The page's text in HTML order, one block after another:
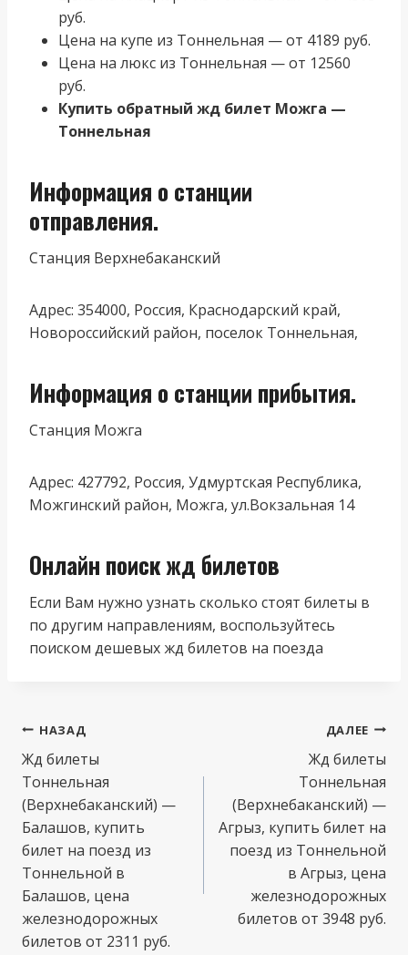
руб.
Цена на купе из Тоннельная — от 4189 руб.
Цена на люкс из Тоннельная — от 12560
руб.
Купить обратный жд билет Можга —
Тоннельная
Информация о станции
отправления.
Станция Верхнебаканский
Адрес: 354000, Россия, Краснодарский край,
Новороссийский район, поселок Тоннельная,
Информация о станции прибытия.
Станция Можга
Адрес: 427792, Россия, Удмуртская Республика,
Можгинский район, Можга, ул.Вокзальная 14
Онлайн поиск жд билетов
Если Вам нужно узнать сколько стоят билеты в
по другим направлениям, воспользуйтесь
поиском дешевых жд билетов на поезда
Навигация
по
записям
НАЗАД
Жд билеты
Тоннельная
(Верхнебаканский) —
Балашов, купить
билет на поезд из
Тоннельной в
Балашов, цена
железнодорожных
билетов от 2311 руб.
ДАЛЕЕ
Жд билеты
Тоннельная
(Верхнебаканский) —
Агрыз, купить билет на
поезд из Тоннельной
в Агрыз, цена
железнодорожных
билетов от 3948 руб.